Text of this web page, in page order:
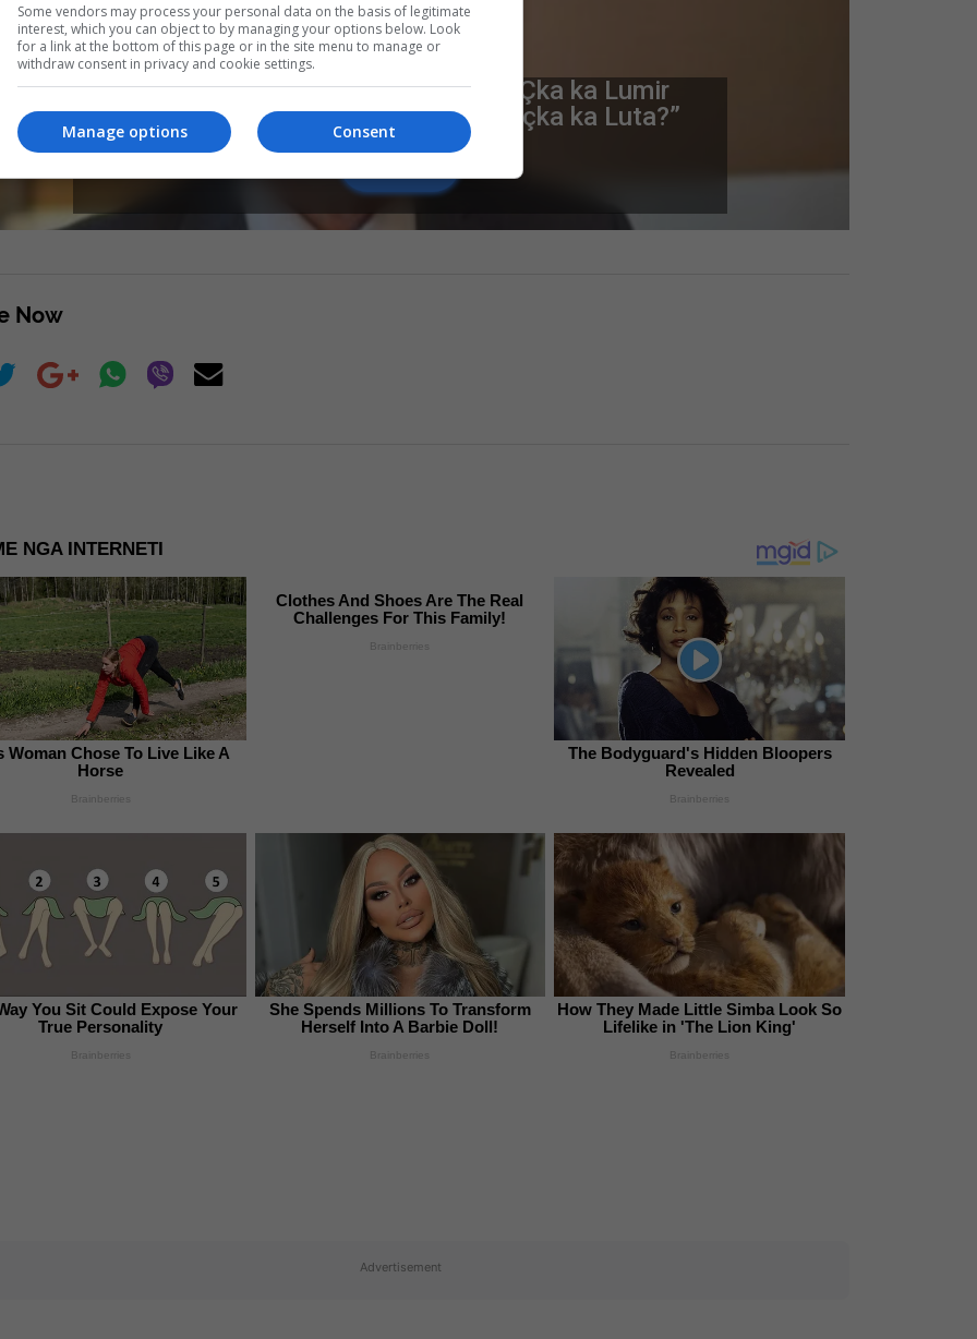
“Pse bash Vjosa Osmani?”, Arifi: Çka ka Lumir
Abdixhiku që nuk bëhet president, çka ka Luta?”
Now
NGA INTERNETI
Woman Chose To Live Like A
Horse
Brainberries
Clothes And Shoes Are The Real
Challenges For This Family!
Brainberries
The Bodyguard's Hidden Bloopers
Revealed
Brainberries
You Sit Could Expose Your
True Personality
Brainberries
She Spends Millions To Transform
Herself Into A Barbie Doll!
Brainberries
How They Made Little Simba Look So
Lifelike in 'The Lion King'
Brainberries
Advertisement
Some vendors may process your personal data on the basis of legitimate
interest, which you can object to by managing your options below. Look
for a link at the bottom of this page or in the site menu to manage or
withdraw consent in privacy and cookie settings.
Consent
Manage options